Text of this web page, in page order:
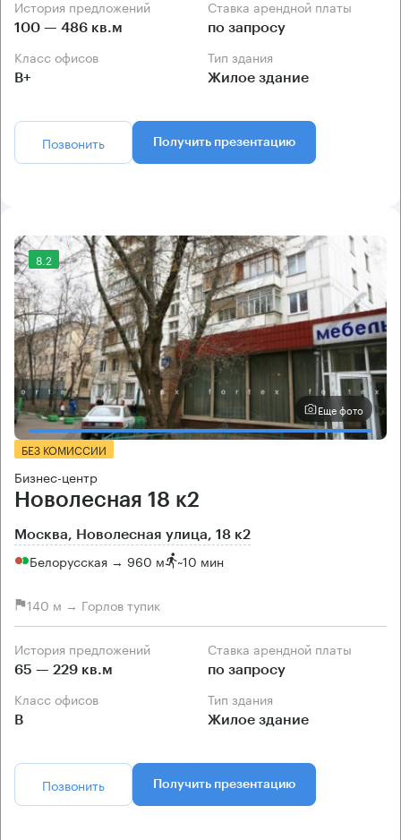
История предложений
100 — 486 кв.м
Ставка арендной платы
по запросу
Класс офисов
B+
Тип здания
Жилое здание
Позвонить Получить презентацию
8.2
Еще фото
БЕЗ КОМИССИИ
Бизнес-центр
Новолесная 18 к2
Москва, Новолесная улица, 18 к2
Белорусская → 960 м ~10 мин
140 м → Горлов тупик
История предложений
65 — 229 кв.м
Ставка арендной платы
по запросу
Класс офисов
B
Тип здания
Жилое здание
Позвонить Получить презентацию